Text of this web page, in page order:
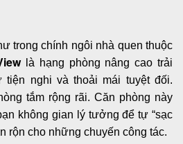
trong chính ngôi nhà quen thuộc
là hạng phòng nâng cao trải
nghi và thoải mái tuyệt đối.
tắm rộng rãi. Căn phòng này
không gian lý tưởng để tự “sạc
rộn cho những chuyến công tác.